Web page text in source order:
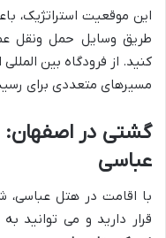
این موقعیت استراتژیک،
طریق وسایل حمل ونقل
کنید. از فرودگاه بین
مسیرهای متعددی برای
گشتی در
عباسی
با اقامت در هتل عباسی،
قرار دارید و می توانید